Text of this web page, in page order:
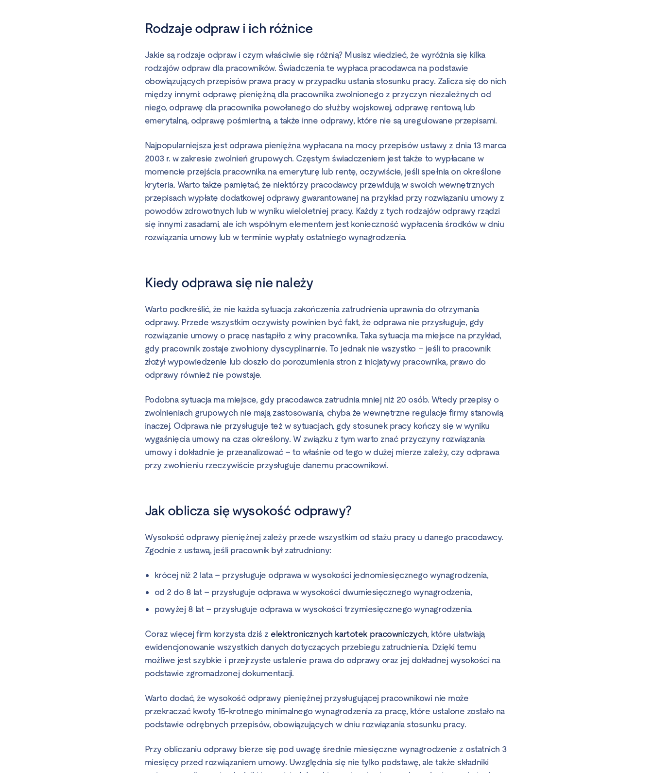
Rodzaje odpraw i ich różnice
Jakie są rodzaje odpraw i czym właściwie się różnią? Musisz wiedzieć, że wyróżnia się kilka
rodzajów odpraw dla pracowników. Świadczenia te wypłaca pracodawca na podstawie
obowiązujących przepisów prawa pracy w przypadku ustania stosunku pracy. Zalicza się do nich
między innymi: odprawę pieniężną dla pracownika zwolnionego z przyczyn niezależnych od
niego, odprawę dla pracownika powołanego do służby wojskowej, odprawę rentową lub
emerytalną, odprawę pośmiertną, a także inne odprawy, które nie są uregulowane przepisami.
Najpopularniejsza jest odprawa pieniężna wypłacana na mocy przepisów ustawy z dnia 13 marca
2003 r. w zakresie zwolnień grupowych. Częstym świadczeniem jest także to wypłacane w
momencie przejścia pracownika na emeryturę lub rentę, oczywiście, jeśli spełnia on określone
kryteria. Warto także pamiętać, że niektórzy pracodawcy przewidują w swoich wewnętrznych
przepisach wypłatę dodatkowej odprawy gwarantowanej na przykład przy rozwiązaniu umowy z
powodów zdrowotnych lub w wyniku wieloletniej pracy. Każdy z tych rodzajów odprawy rządzi
się innymi zasadami, ale ich wspólnym elementem jest konieczność wypłacenia środków w dniu
rozwiązania umowy lub w terminie wypłaty ostatniego wynagrodzenia.
Kiedy odprawa się nie należy
Warto podkreślić, że nie każda sytuacja zakończenia zatrudnienia uprawnia do otrzymania
odprawy. Przede wszystkim oczywisty powinien być fakt, że odprawa nie przysługuje, gdy
rozwiązanie umowy o pracę nastąpiło z winy pracownika. Taka sytuacja ma miejsce na przykład,
gdy pracownik zostaje zwolniony dyscyplinarnie. To jednak nie wszystko – jeśli to pracownik
złożył wypowiedzenie lub doszło do porozumienia stron z inicjatywy pracownika, prawo do
odprawy również nie powstaje.
Podobna sytuacja ma miejsce, gdy pracodawca zatrudnia mniej niż 20 osób. Wtedy przepisy o
zwolnieniach grupowych nie mają zastosowania, chyba że wewnętrzne regulacje firmy stanowią
inaczej. Odprawa nie przysługuje też w sytuacjach, gdy stosunek pracy kończy się w wyniku
wygaśnięcia umowy na czas określony. W związku z tym warto znać przyczyny rozwiązania
umowy i dokładnie je przeanalizować – to właśnie od tego w dużej mierze zależy, czy odprawa
przy zwolnieniu rzeczywiście przysługuje danemu pracownikowi.
Jak oblicza się wysokość odprawy?
Wysokość odprawy pieniężnej zależy przede wszystkim od stażu pracy u danego pracodawcy.
Zgodnie z ustawą, jeśli pracownik był zatrudniony:
krócej niż 2 lata – przysługuje odprawa w wysokości jednomiesięcznego wynagrodzenia,
od 2 do 8 lat – przysługuje odprawa w wysokości dwumiesięcznego wynagrodzenia,
powyżej 8 lat – przysługuje odprawa w wysokości trzymiesięcznego wynagrodzenia.
Coraz więcej firm korzysta dziś z elektronicznych kartotek pracowniczych, które ułatwiają
ewidencjonowanie wszystkich danych dotyczących przebiegu zatrudnienia. Dzięki temu
możliwe jest szybkie i przejrzyste ustalenie prawa do odprawy oraz jej dokładnej wysokości na
podstawie zgromadzonej dokumentacji.
Warto dodać, że wysokość odprawy pieniężnej przysługującej pracownikowi nie może
przekraczać kwoty 15-krotnego minimalnego wynagrodzenia za pracę, które ustalone zostało na
podstawie odrębnych przepisów, obowiązujących w dniu rozwiązania stosunku pracy.
Przy obliczaniu odprawy bierze się pod uwagę średnie miesięczne wynagrodzenie z ostatnich 3
miesięcy przed rozwiązaniem umowy. Uwzględnia się nie tylko podstawę, ale także składniki